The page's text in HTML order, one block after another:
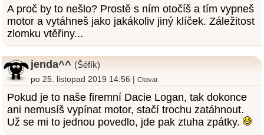
A proč by to nešlo? Prostě s ním otočíš a tím vypneš
motor a vytáhneš jako jakákoliv jiný klíček. Záležitost
zlomku vtěřiny...
jenda^^ (Šéfík)
po 25. listopad 2019 14:56 |Citovat
Pokud je to naše firemní Dacie Logan, tak dokonce
ani nemusíš vypínat motor, stačí trochu zatáhnout.
Už se mi to jednou povedlo, jde pak ztuha zpátky.